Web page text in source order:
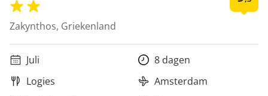
Zakynthos, Griekenland
Juli
8 dagen
Logies
Amsterdam